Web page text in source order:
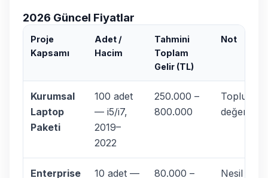
2026 Güncel Fiyatlar
Proje
Kapsamı
Adet /
Hacim
Tahmini
Toplam
Gelir (TL)
Not
Kurumsal
Laptop
Paketi
100 adet
— i5/i7,
2019–
2022
250.000 –
800.000
Toplu
değer
Enterprise 10 adet — 80.000 – Nesil ve